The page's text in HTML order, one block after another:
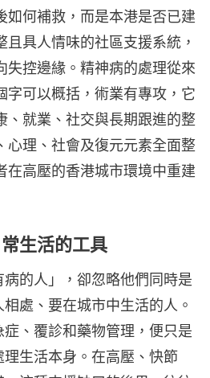
如何補救，而是本港是否已建
具人情味的社區支援系統，
失控邊緣。精神病的處理從來
字可以概括，術業有專攻，它
、就業、社交與長期跟進的整
心理、社會及復元元素全面整
在高壓的香港城市環境中重建
生活的工具
的人」，卻忽略他們同時是
處、要在城市中生活的人。
、覆診和藥物管理，便只是
生活本身。在高壓、快節